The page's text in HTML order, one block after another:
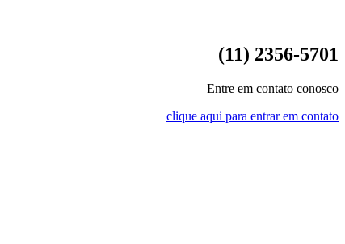
(11) 2356-5701
Entre em contato conosco
clique aqui para entrar em contato